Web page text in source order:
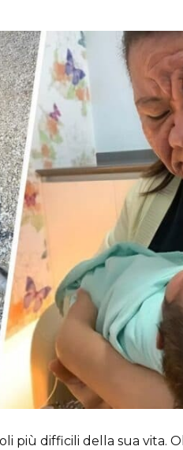
più difficili della sua vita.